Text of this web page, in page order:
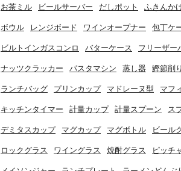
お茶ミル ビールサーバー だしポット ふきんか
ボウル レンジボード ワインオープナー 包丁ケ
ビルトインガスコンロ バターケース フリーザー
ナッツクラッカー パスタマシン 蒸し器 鰹節削
ランチバッグ プリンカップ マドレーヌ型 マフ
キッチンタイマー 計量カップ 計量スプーン ス
デミタスカップ マグカップ マグボトル ビール
ロックグラス ワイングラス 焼酎グラス ピッチ